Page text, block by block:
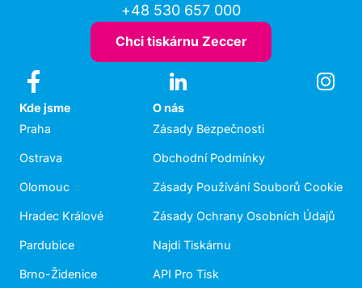
+48 530 657 000
Chci tiskárnu Zeccer
Kde jsme
Praha
Ostrava
Olomouc
Hradec Králové
Pardubice
Brno-Židenice
O nás
Zásady Bezpečnosti
Obchodní Podmínky
Zásady Používání Souborů Cookie
Zásady Ochrany Osobních Údajů
Najdi Tiskárnu
API Pro Tisk